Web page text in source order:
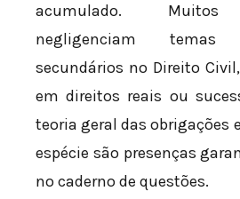
acumulado. Muitos
negligenciam
secundários no Direito
em direitos reais ou
teoria geral das obrigações
espécie são presenças
no caderno de questões.